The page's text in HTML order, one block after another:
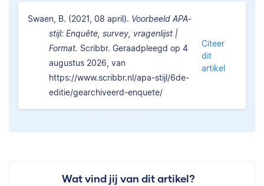
Swaen, B. (2021, 08 april). Voorbeeld APA-
stijl: Enquête, survey, vragenlijst |
Format. Scribbr. Geraadpleegd op 4
augustus 2026, van
https://www.scribbr.nl/apa-stijl/6de-
editie/gearchiveerd-enquete/
Citeer
dit
artikel
Wat vind jij van dit artikel?